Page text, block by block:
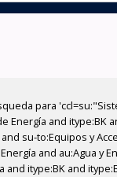
para
Energía and itype:BK
su-to:Equipos y
and au:Agua y
and itype:BK and